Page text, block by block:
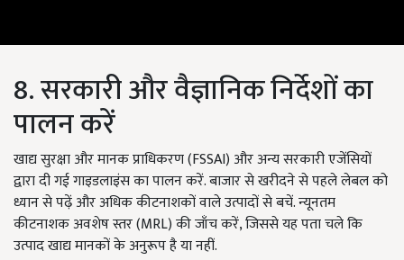
8. सरकारी और वैज्ञानिक निर्देशों का
पालन करें
खाद्य सुरक्षा और मानक प्राधिकरण (FSSAI) और अन्य सरकारी एजेंसियों
द्वारा दी गई गाइडलाइंस का पालन करें. बाजार से खरीदने से पहले लेबल को
ध्यान से पढ़ें और अधिक कीटनाशकों वाले उत्पादों से बचें. न्यूनतम
कीटनाशक अवशेष स्तर (MRL) की जाँच करें, जिससे यह पता चले कि
उत्पाद खाद्य मानकों के अनुरूप है या नहीं.